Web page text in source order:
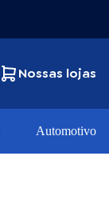
Nossas lojas
Automotivo